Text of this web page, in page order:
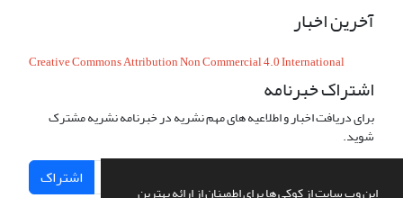
این وب سایت از کوکی ها برای اطمینان از ارائه بهترین
آخرین اخبار
Creative Commons Attribution Non Commercial 4.0 International
اشتراک خبرنامه
برای دریافت اخبار و اطلاعیه های مهم نشریه در خبرنامه نشریه مشترک
شوید.
اشتراک